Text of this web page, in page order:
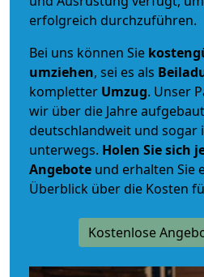
erfolgreich durchzuführen.
Bei uns können Sie
umziehen, sei es als
kompletter Umzug. Unser
wir über die Jahre
deutschlandweit und sogar
unterwegs. Holen Sie sich
Angebote und erhalten Sie
Überblick über die Kosten
Kostenlose